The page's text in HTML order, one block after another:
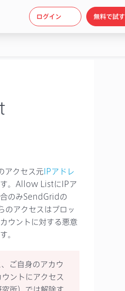
ログイン 無料で試す
アクセス元IPアドレ
す。Allow ListにIPア
のみSendGridの
のアクセスはブロッ
ウントに対する悪意
。
ご自身のアカウ
ントにアクセス